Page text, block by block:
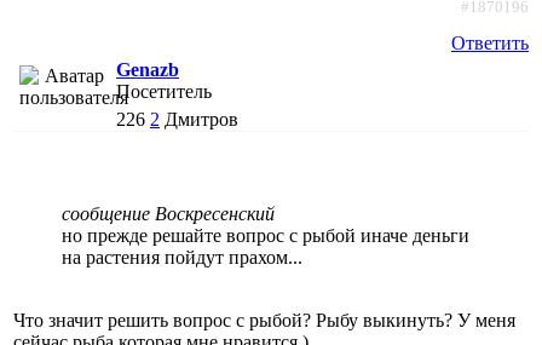
#1870196
Ответить
Genazb
Посетитель
226 2 Дмитров
сообщение Воскресенский
но прежде решайте вопрос с рыбой иначе деньги
на растения пойдут прахом...
Что значит решить вопрос с рыбой? Рыбу выкинуть? У меня